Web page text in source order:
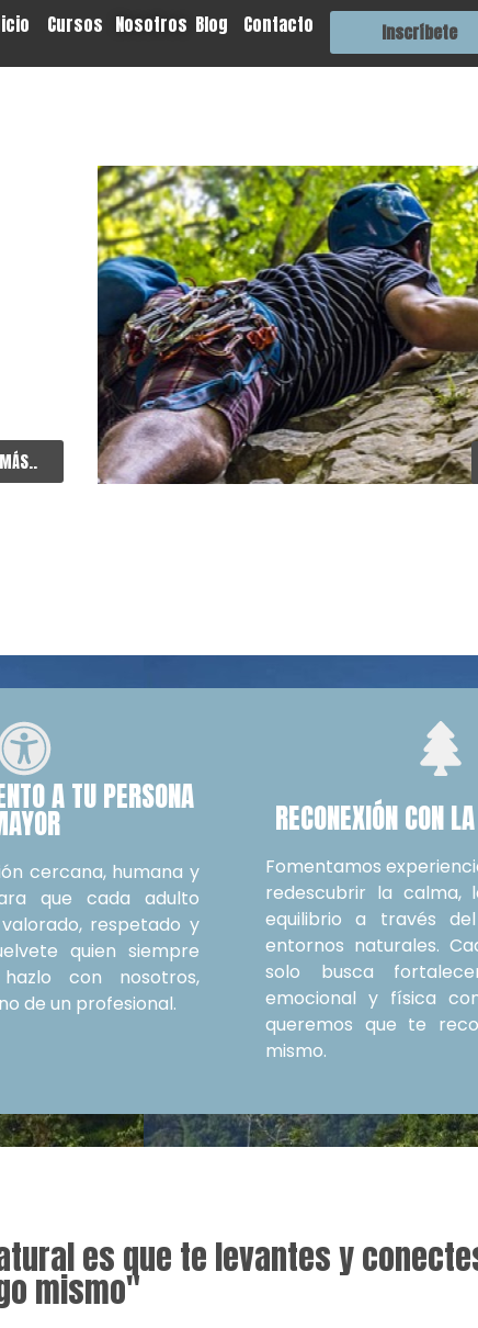
Cursos Nosotros Blog Contacto Inscríbete
A TU PERSONA
cercana, humana y
que cada adulto
respetado y
quien siempre
con nosotros,
de un profesional.
RECONEXIÓN CON
Fomentamos
redescubrir la calma,
equilibrio a través
entornos naturales.
solo busca
emocional y física
queremos que te
mismo.
es que te levantes y
mismo"